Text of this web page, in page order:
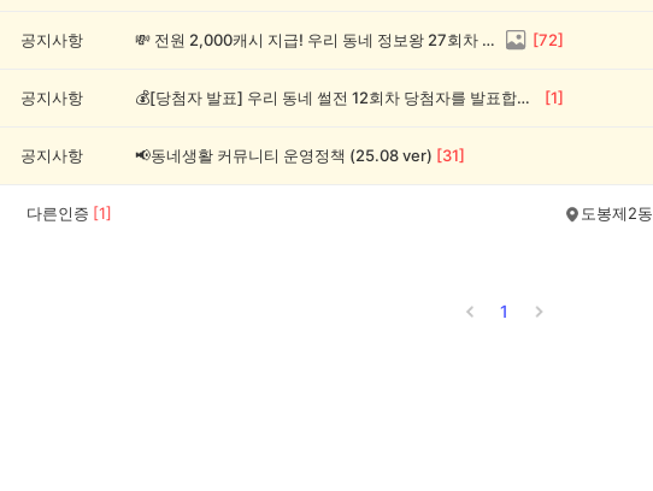
공지사항 💸 전원 2,000캐시 지급! 우리 동네 정보왕 27회차 (~8/10) [72]
공지사항 💰[당첨자 발표] 우리 동네 썰전 12회차 당첨자를 발표합니다! [1]
공지사항 📢동네생활 커뮤니티 운영정책 (25.08 ver) [31]
다른인증 [1] 도봉제2동
1